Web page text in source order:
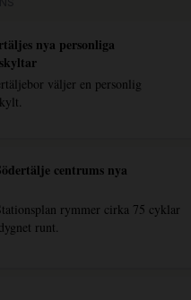
nya personliga
väljer en personlig
centrums nya
rymmer cirka 75 cyklar
runt.